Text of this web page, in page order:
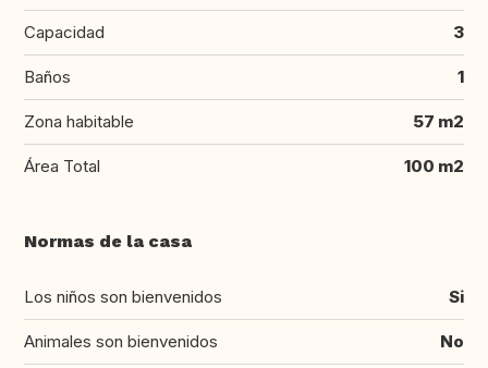
Capacidad 3
Baños 1
Zona habitable 57 m2
Área Total 100 m2
Normas de la casa
Los niños son bienvenidos Si
Animales son bienvenidos No